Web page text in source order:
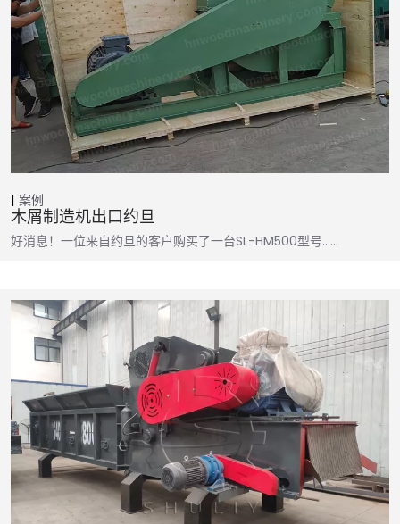
案例
木屑制造机出口约旦
好消息！一位来自约旦的客户购买了一台SL-HM500型号……